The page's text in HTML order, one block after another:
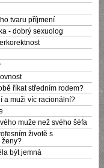
tvaru příjmení
- dobrý sexuolog
říkat středním rodem?
a muži víc racionální?
muže než svého šéfa
životě s
ženy?
být jemná